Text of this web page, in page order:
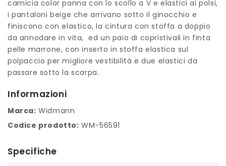
camicia color panna con lo scollo a V e elastici ai polsi,
i pantaloni beige che arrivano sotto il ginocchio e
finiscono con elastico, la cintura con stoffa a doppio
da annodare in vita, ed un paio di copristivali in finta
pelle marrone, con inserto in stoffa elastica sul
polpaccio per migliore vestibilità e due elastici da
passare sotto la scarpa.
Informazioni
Marca: Widmann
Codice prodotto: WM-56591
Specifiche